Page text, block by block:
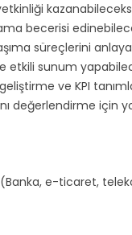
becerisi
süreçlerini
etkili sunum
ve KPI
değerlendirme için
e-ticaret,